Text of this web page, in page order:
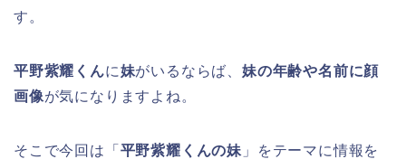
す。
平野紫耀くんに妹がいるならば、妹の年齢や名前に顔
画像が気になりますよね。
そこで今回は「 平野紫耀くんの妹 」をテーマに情報を